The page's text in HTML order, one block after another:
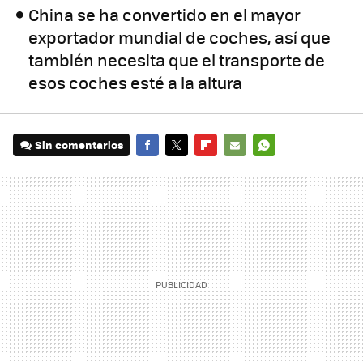
China se ha convertido en el mayor
exportador mundial de coches, así que
también necesita que el transporte de
esos coches esté a la altura
Sin comentarios
MAIL